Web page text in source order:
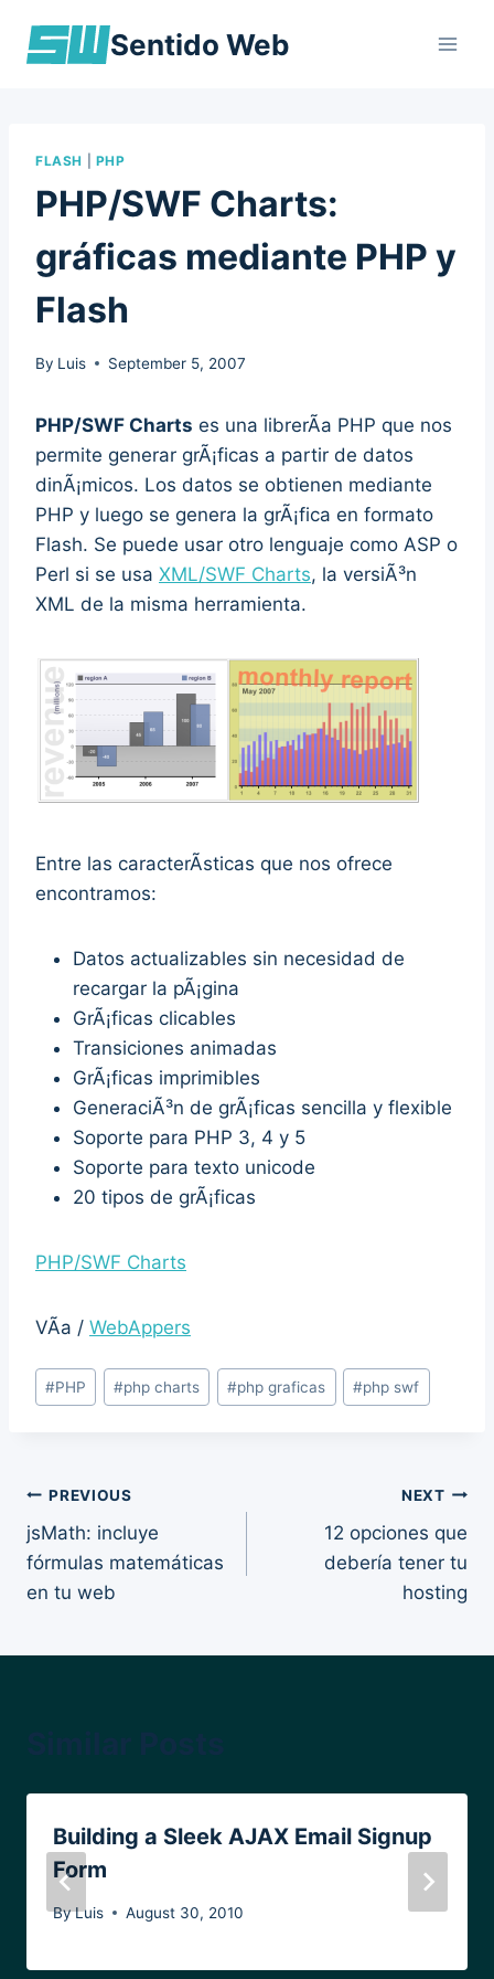
Sentido Web
FLASH PHP
PHP/SWF Charts:
gráficas mediante PHP y
Flash
By Luis September 5, 2007
PHP/SWF Charts es una librerÃ­a PHP que nos
permite generar grÃ¡ficas a partir de datos
dinÃ¡micos. Los datos se obtienen mediante
PHP y luego se genera la grÃ¡fica en formato
Flash. Se puede usar otro lenguaje como ASP o
Perl si se usa XML/SWF Charts, la versiÃ³n
XML de la misma herramienta.
Entre las caracterÃ­sticas que nos ofrece
encontramos:
Datos actualizables sin necesidad de
recargar la pÃ¡gina
GrÃ¡ficas clicables
Transiciones animadas
GrÃ¡ficas imprimibles
GeneraciÃ³n de grÃ¡ficas sencilla y flexible
Soporte para PHP 3, 4 y 5
Soporte para texto unicode
20 tipos de grÃ¡ficas
PHP/SWF Charts
VÃ­a / WebAppers
Post
Tags:
#PHP #php charts #php graficas #php swf
Post
navigation
PREVIOUS
jsMath: incluye
fórmulas matemáticas
en tu web
NEXT
12 opciones que
debería tener tu
hosting
Building a Sleek AJAX Email Signup
Form
ByLuis August 30, 2010